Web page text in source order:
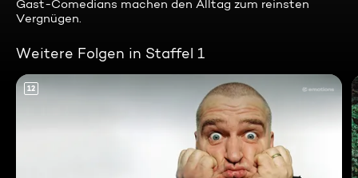
Gast-Comedians machen den Alltag zum reinsten
Vergnügen.
Weitere Folgen in Staffel 1
12